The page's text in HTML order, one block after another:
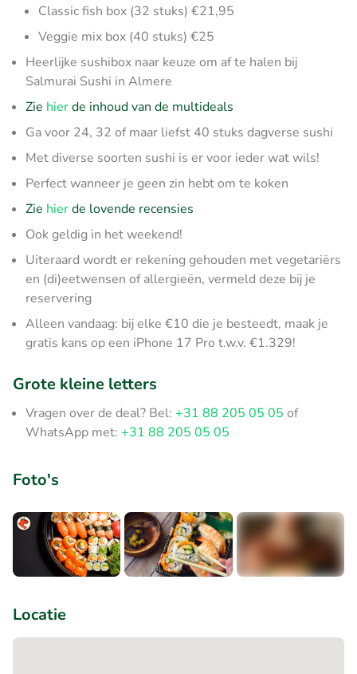
Classic fish box (32 stuks) €21,95
Veggie mix box (40 stuks) €25
Heerlijke sushibox naar keuze om af te halen bij
Salmurai Sushi in Almere
Zie hierde inhoud van de multideals
Ga voor 24, 32 of maar liefst 40 stuks dagverse sushi
Met diverse soorten sushi is er voor ieder wat wils!
Perfect wanneer je geen zin hebt om te koken
Zie hierde lovende recensies
Ook geldig in het weekend!
Uiteraard wordt er rekening gehouden met vegetariërs
en (di)eetwensen of allergieën, vermeld deze bij je
reservering
Alleen vandaag: bij elke €10 die je besteedt, maak je
gratis kans op een iPhone 17 Pro t.w.v. €1.329!
Grote kleine letters
Vragen over de deal? Bel: +31 88 205 05 05 of
WhatsApp met: +31 88 205 05 05
Foto's
Locatie